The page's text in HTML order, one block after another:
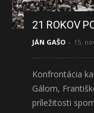
21 ROKOV
JÁN GAŠO - 15.
Konfrontácia
Gálom,
príležitosti